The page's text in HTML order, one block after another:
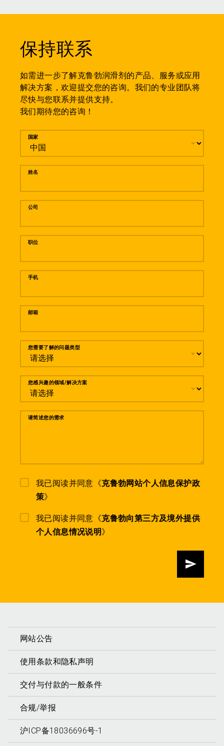
保持联系
如需进一步了解克鲁勃润滑剂的产品、服务或应用
解决方案，欢迎提交您的咨询。我们的专业团队将
尽快与您联系并提供支持。
我们期待您的咨询！
留言
国家
姓名
公司
职位
手机
邮箱
您需要了解的问题类型
您感兴趣的领域/解决方案
请简述您的需求
我已阅读并同意《克鲁勃网站个人信息保护政
策》
我已阅读并同意《克鲁勃向第三方及境外提供
个人信息情况说明》
发送
网站公告
使用条款和隐私声明
交付与付款的一般条件
合规/举报
沪ICP备18036696号-1